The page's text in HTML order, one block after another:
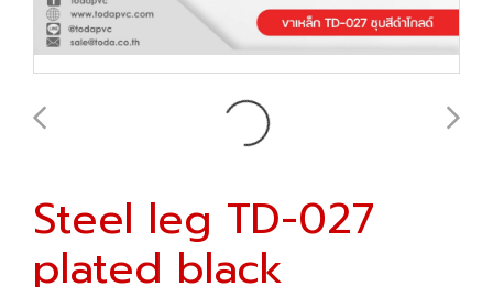
Steel leg TD-027
plated black